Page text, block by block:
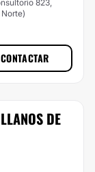
823,
CONTACTAR
DE